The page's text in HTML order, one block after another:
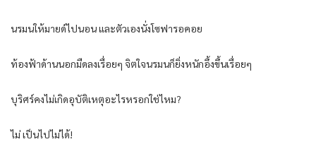
นรมนให้มายด์ไปนอน และตัวเองนั่งโซฟารอคอย
ท้องฟ้าด้านนอกมืดลงเรื่อยๆ จิตใจนรมนก็ยิ่งหนักอึ้งขึ้นเรื่อยๆ
บุริศร์คงไม่เกิดอุบัติเหตุอะไรหรอกใช่ไหม?
ไม่ เป็นไปไม่ได้!